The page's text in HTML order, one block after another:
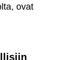
ovat